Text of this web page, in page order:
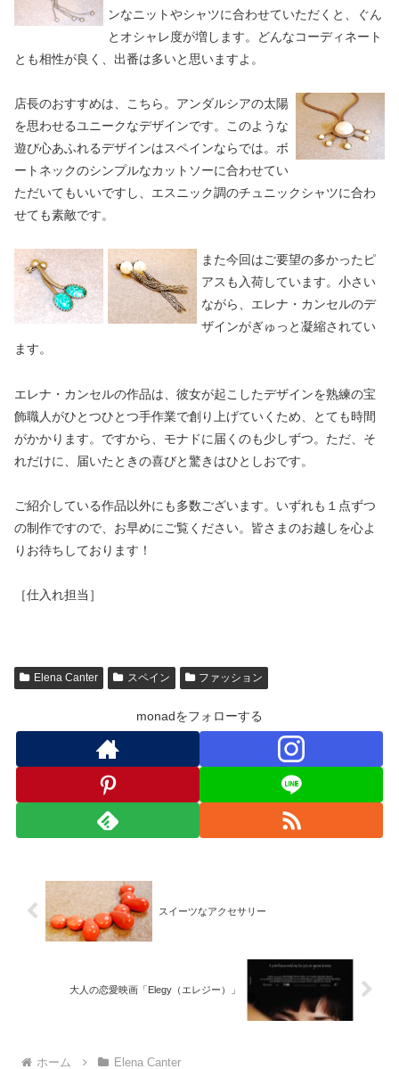
ンなニットやシャツに合わせていただくと、ぐん
とオシャレ度が増します。どんなコーディネート
とも相性が良く、出番は多いと思いますよ。
店長のおすすめは、こちら。アンダルシアの太陽
を思わせるユニークなデザインです。このような
遊び心あふれるデザインはスペインならでは。ボ
ートネックのシンプルなカットソーに合わせてい
ただいてもいいですし、エスニック調のチュニックシャツに合わ
せても素敵です。
また今回はご要望の多かったピ
アスも入荷しています。小さい
ながら、エレナ・カンセルのデ
ザインがぎゅっと凝縮されてい
ます。
エレナ・カンセルの作品は、彼女が起こしたデザインを熟練の宝
飾職人がひとつひとつ手作業で創り上げていくため、とても時間
がかかります。ですから、モナドに届くのも少しずつ。ただ、そ
れだけに、届いたときの喜びと驚きはひとしおです。
ご紹介している作品以外にも多数ございます。いずれも１点ずつ
の制作ですので、お早めにご覧ください。皆さまのお越しを心よ
りお待ちしております！
［仕入れ担当］
Elena Canter スペイン ファッション
monadをフォローする
スイーツなアクセサリー
大人の恋愛映画「Elegy（エレジー）」
ホーム Elena Canter